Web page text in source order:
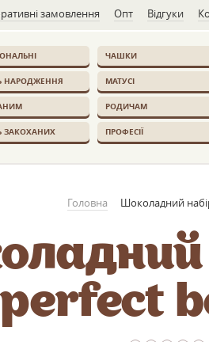
замовлення Опт Відгуки
ЧАШКИ
НАРОДЖЕННЯ МАТУСІ
РОДИЧАМ
ЗАКОХАНИХ ПРОФЕСІЇ
Головна Шоколадний
perfect